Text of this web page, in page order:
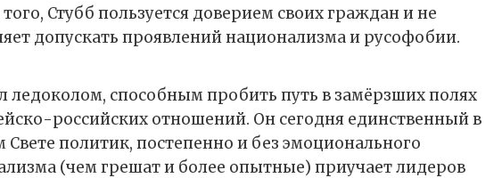
Стубб пользуется доверием своих граждан и не
допускать проявлений национализма и русофобии.
ледоколом, способным пробить путь в замёрзших полях
российских отношений. Он сегодня единственный в
Свете политик, постепенно и без эмоционального
(чем грешат и более опытные) приучает лидеров